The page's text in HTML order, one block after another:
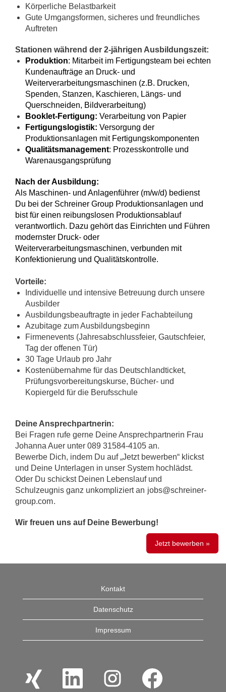
Körperliche Belastbarkeit
Gute Umgangsformen, sicheres und freundliches
Auftreten
Stationen während der 2-jährigen Ausbildungszeit:
Produktion: Mitarbeit im Fertigungsteam bei echten
Kundenaufträge an Druck- und
Weiterverarbeitungsmaschinen (z.B. Drucken,
Spenden, Stanzen, Kaschieren, Längs- und
Querschneiden, Bildverarbeitung)
Booklet-Fertigung: Verarbeitung von Papier
Fertigungslogistik: Versorgung der
Produktionsanlagen mit Fertigungskomponenten
Qualitätsmanagement: Prozesskontrolle und
Warenausgangsprüfung
Nach der Ausbildung:
Als Maschinen- und Anlagenführer (m/w/d) bedienst
Du bei der Schreiner Group Produktionsanlagen und
bist für einen reibungslosen Produktionsablauf
verantwortlich. Dazu gehört das Einrichten und Führen
modernster Druck- oder
Weiterverarbeitungsmaschinen, verbunden mit
Konfektionierung und Qualitätskontrolle.
Vorteile:
Individuelle und intensive Betreuung durch unsere
Ausbilder
Ausbildungsbeauftragte in jeder Fachabteilung
Azubitage zum Ausbildungsbeginn
Firmenevents (Jahresabschlussfeier, Gautschfeier,
Tag der offenen Tür)
30 Tage Urlaub pro Jahr
Kostenübernahme für das Deutschlandticket,
Prüfungsvorbereitungskurse, Bücher- und
Kopiergeld für die Berufsschule
Deine Ansprechpartnerin:
Bei Fragen rufe gerne Deine Ansprechpartnerin Frau
Johanna Auer unter 089 31584-4105 an.
Bewerbe Dich, indem Du auf „Jetzt bewerben“ klickst
und Deine Unterlagen in unser System hochlädst.
Oder Du schickst Deinen Lebenslauf und
Schulzeugnis ganz unkompliziert an jobs@schreiner-
group.com.
Wir freuen uns auf Deine Bewerbung!
Jetzt bewerben »
Kontakt
Datenschutz
Impressum
W
W
W